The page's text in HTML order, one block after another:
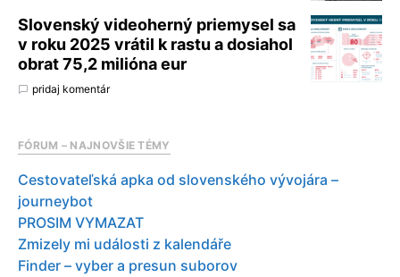
Slovenský videoherný priemysel sa
v roku 2025 vrátil k rastu a dosiahol
obrat 75,2 milióna eur
pridaj komentár
FÓRUM – NAJNOVŠIE TÉMY
Cestovateľská apka od slovenského vývojára –
journeybot
PROSIM VYMAZAT
Zmizely mi události z kalendáře
Finder – vyber a presun suborov